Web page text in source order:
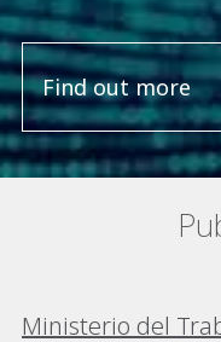
Find out more
Ministerio del